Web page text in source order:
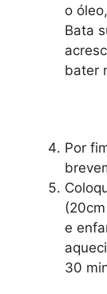
o
Bata
bater
Por
e
30